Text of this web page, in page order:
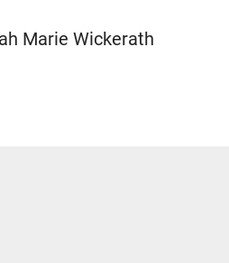
Marie Wickerath